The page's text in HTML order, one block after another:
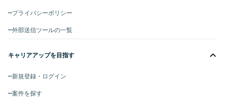
プライバシーポリシー
外部送信ツールの一覧
キャリアアップを目指す
新規登録・ログイン
案件を探す